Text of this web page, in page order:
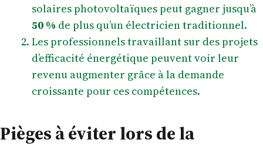
solaires photovoltaïques peut gagner jusqu’à
50 % de plus qu’un électricien traditionnel.
Les professionnels travaillant sur des projets
d’efficacité énergétique peuvent voir leur
revenu augmenter grâce à la demande
croissante pour ces compétences.
Pièges à éviter lors de la